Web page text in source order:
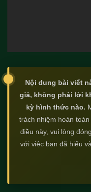
Nội dung bài viết
giả, không phải lời
kỳ hình thức nào.
trách nhiệm hoàn
điều này, vui lòng
với việc bạn đã hiểu